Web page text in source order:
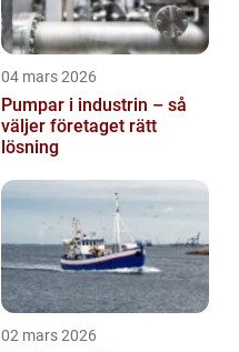
04 mars 2026
Pumpar i industrin – så
väljer företaget rätt
lösning
02 mars 2026